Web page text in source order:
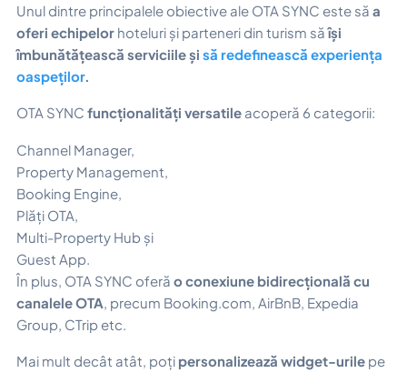
Unul dintre principalele obiective ale OTA SYNC este să a
oferi echipelor hoteluri și parteneri din turism săîși
îmbunătățească serviciile și să redefinească experiența
oaspeților.
OTA SYNC funcționalități versatile acoperă 6 categorii:
Channel Manager,
Property Management,
Booking Engine,
Plăți OTA,
Multi-Property Hub și
Guest App.
În plus, OTA SYNC oferă o conexiune bidirecțională cu
canalele OTA, precum Booking.com, AirBnB, Expedia
Group, CTrip etc.
Mai mult decât atât, poți personalizează widget-urile pe